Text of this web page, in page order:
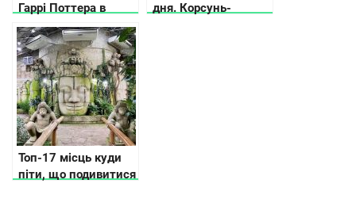
Гаррі Поттера в
Києві
дня. Корсунь-
Топ-17 місць куди
піти, що подивитися